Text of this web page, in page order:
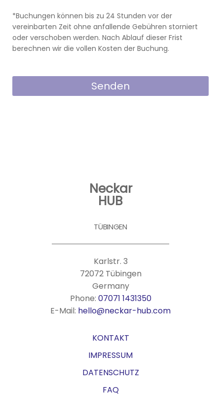
*Buchungen können bis zu 24 Stunden vor der
vereinbarten Zeit ohne anfallende Gebühren storniert
oder verschoben werden. Nach Ablauf dieser Frist
berechnen wir die vollen Kosten der Buchung.
Senden
Neckar
HUB
TÜBINGEN
Karlstr. 3
72072 Tübingen
Germany
Phone: 07071 1431350
E-Mail: hello@neckar-hub.com
KONTAKT
IMPRESSUM
DATENSCHUTZ
FAQ